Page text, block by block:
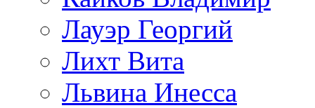
Лауэр Георгий
Лихт Вита
Львина Инесса